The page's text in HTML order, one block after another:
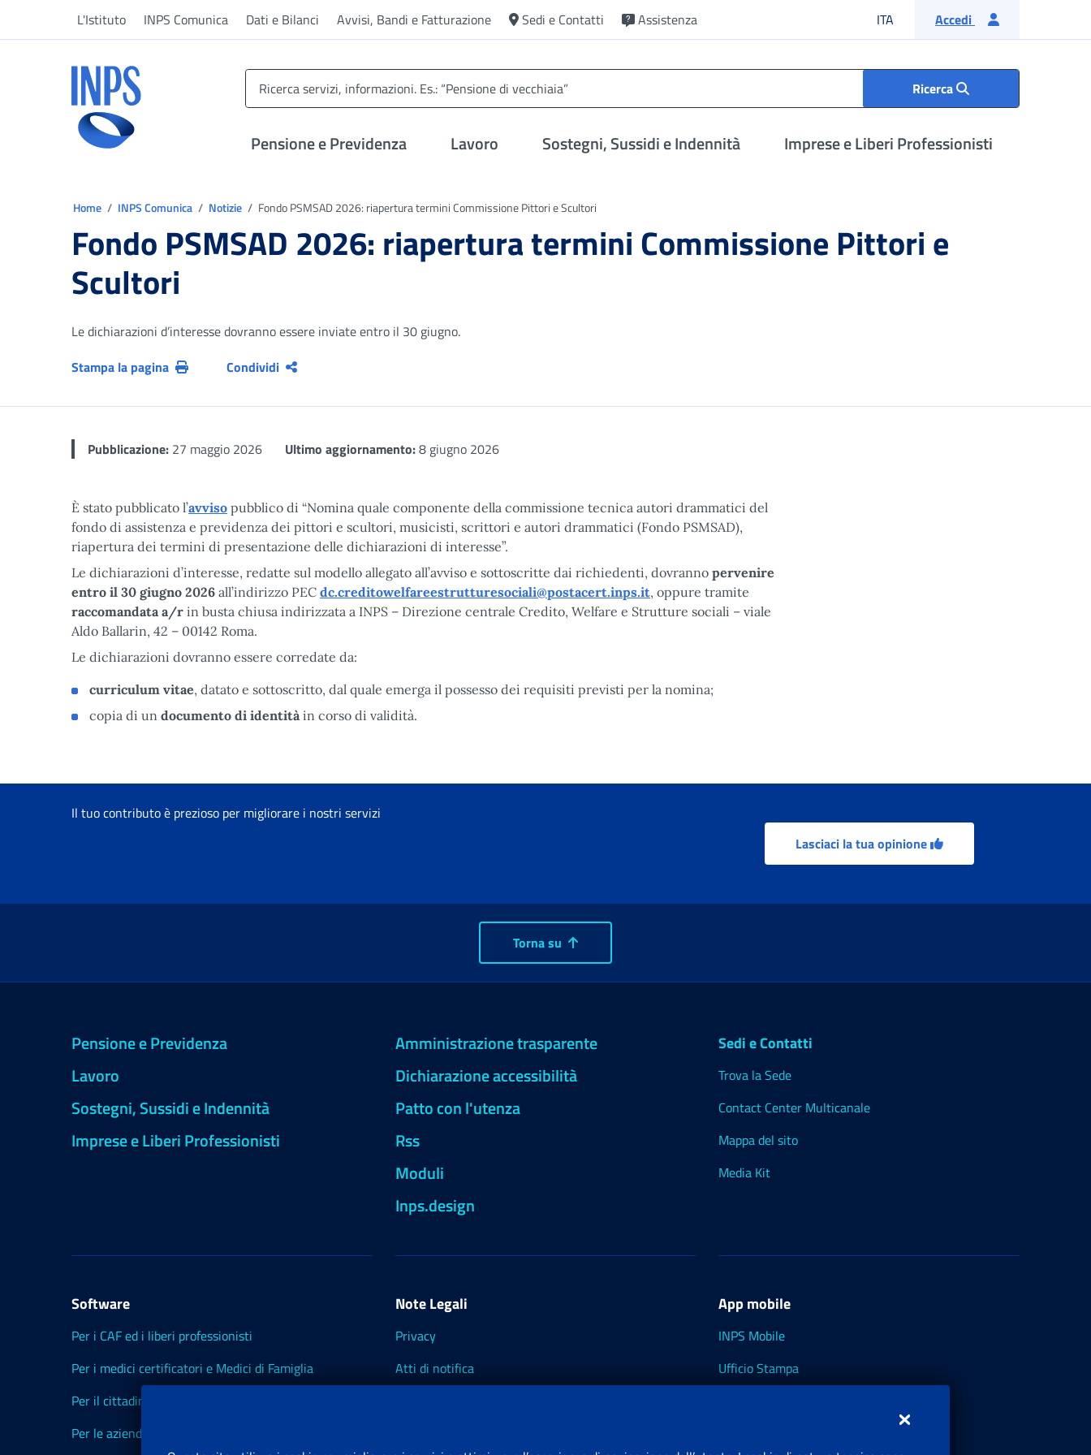
L'Istituto INPS Comunica Dati e Bilanci Avvisi, Bandi e Fatturazione Sedi e Contatti Assistenza ITA Lingua italiana
Accedi
Ricerca
Pensione e Previdenza Lavoro Sostegni, Sussidi e Indennità Imprese e Liberi Professionisti
Home INPS Comunica Notizie Fondo PSMSAD 2026: riapertura termini Commissione Pittori e Scultori
Fondo PSMSAD 2026: riapertura termini Commissione Pittori e
Scultori
Le dichiarazioni d’interesse dovranno essere inviate entro il 30 giugno.
Stampa la pagina
Condividi
Pubblicazione: 27 maggio 2026 Ultimo aggiornamento:8 giugno 2026
È stato pubblicato l’avviso pubblico di “Nomina quale componente della commissione tecnica autori drammatici del
fondo di assistenza e previdenza dei pittori e scultori, musicisti, scrittori e autori drammatici (Fondo PSMSAD),
riapertura dei termini di presentazione delle dichiarazioni di interesse”.
Le dichiarazioni d’interesse, redatte sul modello allegato all’avviso e sottoscritte dai richiedenti, dovranno pervenire
entro il 30 giugno 2026 all’indirizzo PEC dc.creditowelfareestrutturesociali@postacert.inps.it, oppure tramite
raccomandata a/r in busta chiusa indirizzata a INPS – Direzione centrale Credito, Welfare e Strutture sociali – viale
Aldo Ballarin, 42 – 00142 Roma.
Le dichiarazioni dovranno essere corredate da:
curriculum vitae, datato e sottoscritto, dal quale emerga il possesso dei requisiti previsti per la nomina;
copia di un documento di identitàin corso di validità.
Il tuo contributo è prezioso per migliorare i nostri servizi
Lasciaci la tua opinione
Torna su
Pensione e Previdenza
Lavoro
Sostegni, Sussidi e Indennità
Imprese e Liberi Professionisti
Amministrazione trasparente
Dichiarazione accessibilità
Patto con l'utenza
Rss
Moduli
Inps.design
Sedi e Contatti
Trova la Sede
Contact Center Multicanale
Mappa del sito
Media Kit
Software
Per i CAF ed i liberi professionisti
Per i medici certificatori e Medici di Famiglia
Per il cittadino
Per le aziende ed i Consulenti
Note Legali
Privacy
Atti di notifica
App mobile
INPS Mobile
Ufficio Stampa